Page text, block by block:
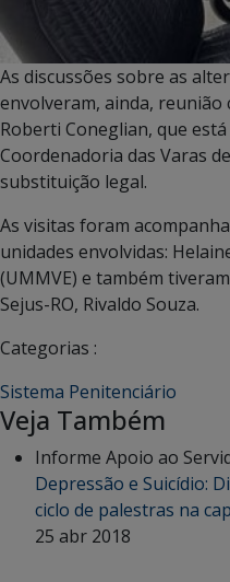
As discussões sobre as
envolveram, ainda,
Roberti Coneglian, que
Coordenadoria das Varas
substituição legal.
As visitas foram
unidades envolvidas:
(UMMVE) e também
Sejus-RO, Rivaldo Souza.
Categorias :
Sistema Penitenciário
Veja Também
Informe Apoio ao
Depressão e Suicídio:
ciclo de palestras na
25 abr 2018